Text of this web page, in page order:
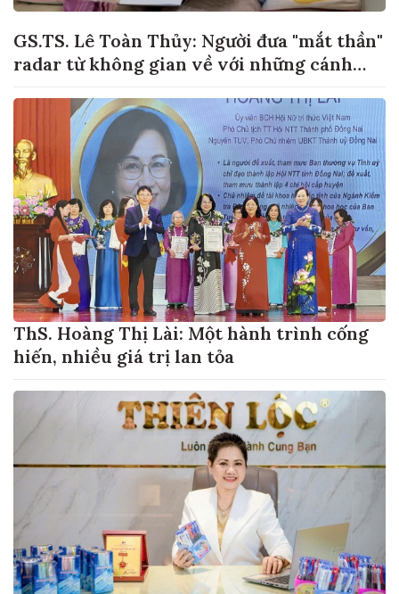
GS.TS. Lê Toàn Thủy: Người đưa "mắt thần"
radar từ không gian về với những cánh
ThS. Hoàng Thị Lài: Một hành trình cống
hiến, nhiều giá trị lan tỏa